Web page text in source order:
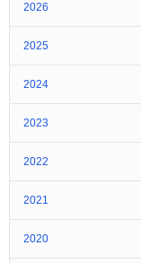
2026
2025
2024
2023
2022
2021
2020